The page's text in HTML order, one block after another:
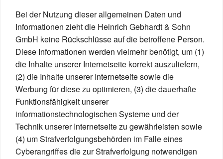
Bei der Nutzung dieser allgemeinen Daten und
Informationen zieht die Heinrich Gebhardt & Sohn
GmbH keine Rückschlüsse auf die betroffene Person.
Diese Informationen werden vielmehr benötigt, um (1)
die Inhalte unserer Internetseite korrekt auszuliefern,
(2) die Inhalte unserer Internetseite sowie die
Werbung für diese zu optimieren, (3) die dauerhafte
Funktionsfähigkeit unserer
informationstechnologischen Systeme und der
Technik unserer Internetseite zu gewährleisten sowie
(4) um Strafverfolgungsbehörden im Falle eines
Cyberangriffes die zur Strafverfolgung notwendigen